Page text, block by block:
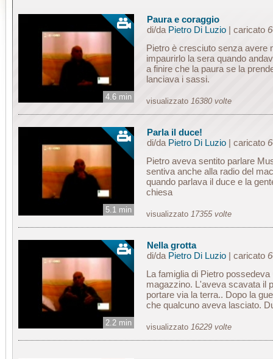
4.6 min
Paura e coraggio
di/da Pietro Di Luzio| caricato
Pietro è cresciuto senza avere
impaurirlo la sera quando
a finire che la paura se la
lanciava i sassi.
visualizzato 16380 volte
5.1 min
Parla il duce!
di/da Pietro Di Luzio| caricato
Pietro aveva sentito parlare
sentiva anche alla radio del
quando parlava il duce e la
chiesa
visualizzato 17355 volte
2.2 min
Nella grotta
di/da Pietro Di Luzio| caricato
La famiglia di Pietro
magazzino. L'aveva scavata il
portare via la terra.. Dopo la
che qualcuno aveva lasciato.
visualizzato 16229 volte